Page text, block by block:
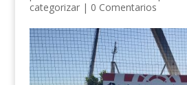
categorizar| 0 Comentarios